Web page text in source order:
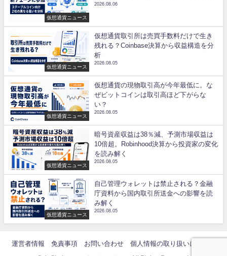
仮想通貨ニュース
2026.08.06
仮想通貨ニュース
仮想通貨取引所は売買手数料だけで生き
残れる？Coinbase決算から収益構造を分
析
2026.08.05
仮想通貨ニュース
仮想通貨の現物取引高が今年最低に。な
ぜビットコインは取引高ほど下がらな
い？
2026.08.05
仮想通貨ニュース
暗号資産収益は38％減、予測市場収益は
10倍超。Robinhood決算から投資家の変化
を読み解く
2026.08.05
仮想通貨ニュース
自己管理ウォレットは禁止される？金融
庁資料から国内取引所送金への影響を読
み解く
2026.08.05
運営者情報 免責事項 お問い合わせ 個人情報の取り扱いについて